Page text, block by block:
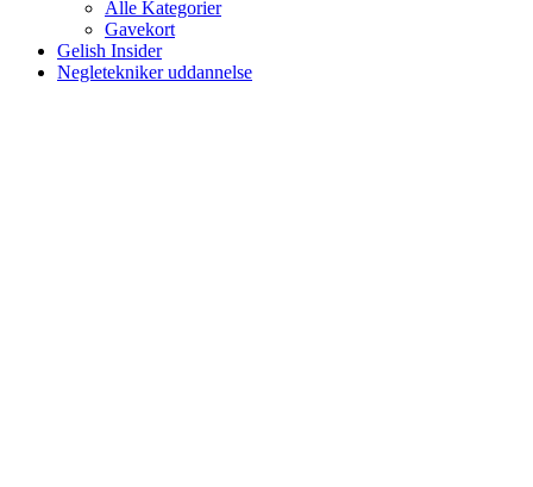
Alle Kategorier
Gavekort
Gelish Insider
Negletekniker uddannelse